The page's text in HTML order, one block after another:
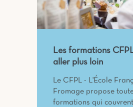
Les formations
aller plus loin
Le CFPL - L'École
Fromage propose
formations qui